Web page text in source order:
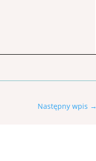
Następny wpis →